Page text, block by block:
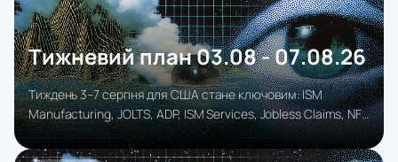
Тижневий план 03.08 - 07.08.26
Тиждень 3–7 серпня для США стане ключовим: ISM
Manufacturing, JOLTS, ADP, ISM Services, Jobless Claims, NFP
та зарплати дадуть повну картину економіки й ринку
праці, визначаючи тон для долара.